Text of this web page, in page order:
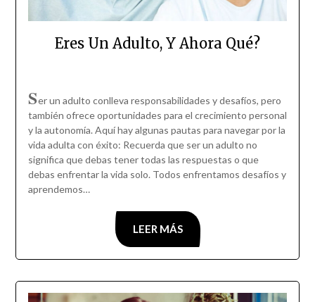
Eres Un Adulto, Y Ahora Qué?
Ser un adulto conlleva responsabilidades y desafíos, pero
también ofrece oportunidades para el crecimiento personal
y la autonomía. Aquí hay algunas pautas para navegar por la
vida adulta con éxito: Recuerda que ser un adulto no
significa que debas tener todas las respuestas o que
debas enfrentar la vida solo. Todos enfrentamos desafíos y
aprendemos…
LEER MÁS